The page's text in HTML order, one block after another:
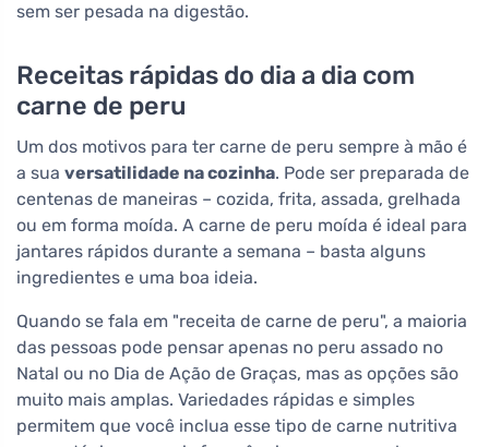
sem ser pesada na digestão.
Receitas rápidas do dia a dia com
carne de peru
Um dos motivos para ter carne de peru sempre à mão é
a sua versatilidade na cozinha. Pode ser preparada de
centenas de maneiras – cozida, frita, assada, grelhada
ou em forma moída. A carne de peru moída é ideal para
jantares rápidos durante a semana – basta alguns
ingredientes e uma boa ideia.
Quando se fala em "receita de carne de peru", a maioria
das pessoas pode pensar apenas no peru assado no
Natal ou no Dia de Ação de Graças, mas as opções são
muito mais amplas. Variedades rápidas e simples
permitem que você inclua esse tipo de carne nutritiva